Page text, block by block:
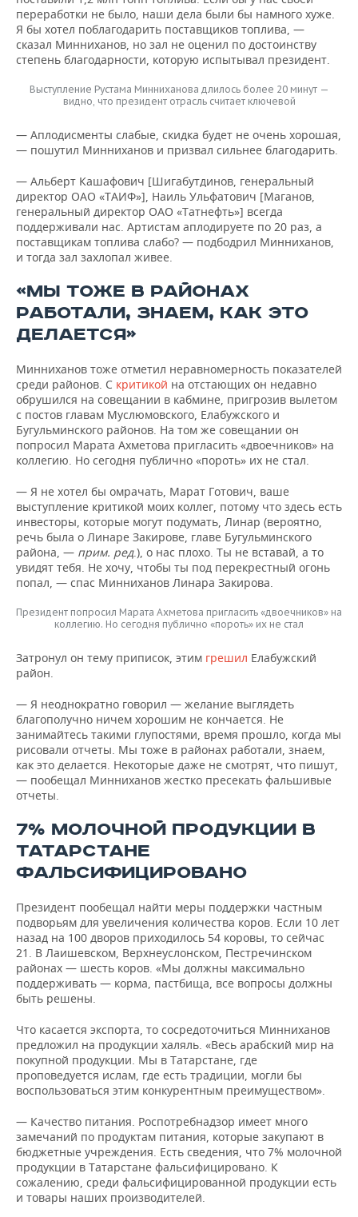
переработки не было, наши дела были бы намного хуже.
Я бы хотел поблагодарить поставщиков топлива, —
сказал Минниханов, но зал не оценил по достоинству
степень благодарности, которую испытывал президент.
Выступление Рустама Минниханова длилось более 20 минут —
видно, что президент отрасль считает ключевой
— Аплодисменты слабые, скидка будет не очень хорошая,
— пошутил Минниханов и призвал сильнее благодарить.
— Альберт Кашафович [Шигабутдинов, генеральный
директор ОАО «ТАИФ»], Наиль Ульфатович [Маганов,
генеральный директор ОАО «Татнефть»] всегда
поддерживали нас. Артистам аплодируете по 20 раз, а
поставщикам топлива слабо? — подбодрил Минниханов,
и тогда зал захлопал живее.
«МЫ ТОЖЕ В РАЙОНАХ
РАБОТАЛИ, ЗНАЕМ, КАК ЭТО
ДЕЛАЕТСЯ»
Минниханов тоже отметил неравномерность показателей
среди районов. С критикой на отстающих он недавно
обрушился на совещании в кабмине, пригрозив вылетом
с постов главам Муслюмовского, Елабужского и
Бугульминского районов. На том же совещании он
попросил Марата Ахметова пригласить «двоечников» на
коллегию. Но сегодня публично «пороть» их не стал.
— Я не хотел бы омрачать, Марат Готович, ваше
выступление критикой моих коллег, потому что здесь есть
инвесторы, которые могут подумать, Линар (вероятно,
речь была о Линаре Закирове, главе Бугульминского
района, — прим. ред.), о нас плохо. Ты не вставай, а то
увидят тебя. Не хочу, чтобы ты под перекрестный огонь
попал, — спас Минниханов Линара Закирова.
Президент попросил Марата Ахметова пригласить «двоечников» на
коллегию. Но сегодня публично «пороть» их не стал
Затронул он тему приписок, этим грешил Елабужский
район.
— Я неоднократно говорил — желание выглядеть
благополучно ничем хорошим не кончается. Не
занимайтесь такими глупостями, время прошло, когда мы
рисовали отчеты. Мы тоже в районах работали, знаем,
как это делается. Некоторые даже не смотрят, что пишут,
— пообещал Минниханов жестко пресекать фальшивые
отчеты.
7% МОЛОЧНОЙ ПРОДУКЦИИ В
ТАТАРСТАНЕ
ФАЛЬСИФИЦИРОВАНО
Президент пообещал найти меры поддержки частным
подворьям для увеличения количества коров. Если 10 лет
назад на 100 дворов приходилось 54 коровы, то сейчас
21. В Лаишевском, Верхнеуслонском, Пестречинском
районах — шесть коров. «Мы должны максимально
поддерживать — корма, пастбища, все вопросы должны
быть решены.
Что касается экспорта, то сосредоточиться Минниханов
предложил на продукции халяль. «Весь арабский мир на
покупной продукции. Мы в Татарстане, где
проповедуется ислам, где есть традиции, могли бы
воспользоваться этим конкурентным преимуществом».
— Качество питания. Роспотребнадзор имеет много
замечаний по продуктам питания, которые закупают в
бюджетные учреждения. Есть сведения, что 7% молочной
продукции в Татарстане фальсифицировано. К
сожалению, среди фальсифицированной продукции есть
и товары наших производителей.